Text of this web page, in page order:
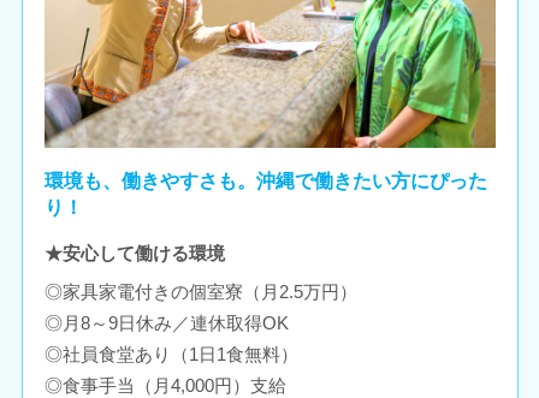
環境も、働きやすさも。沖縄で働きたい方にぴった
り！
★安心して働ける環境
◎家具家電付きの個室寮（月2.5万円）
◎月8～9日休み／連休取得OK
◎社員食堂あり（1日1食無料）
◎食事手当（月4,000円）支給